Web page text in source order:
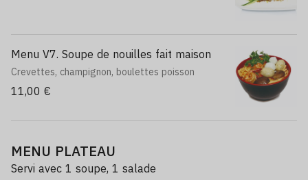
Menu V7. Soupe de nouilles fait maison
Crevettes, champignon, boulettes poisson
11,00 €
MENU PLATEAU
Servi avec 1 soupe, 1 salade